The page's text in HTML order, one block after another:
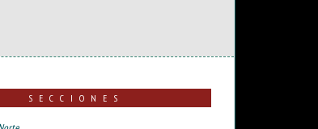
SECCIONES